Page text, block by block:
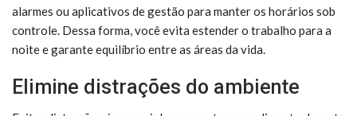
alarmes ou aplicativos de gestão para manter os horários sob
controle. Dessa forma, você evita estender o trabalho para a
noite e garante equilíbrio entre as áreas da vida.
Elimine distrações do ambiente